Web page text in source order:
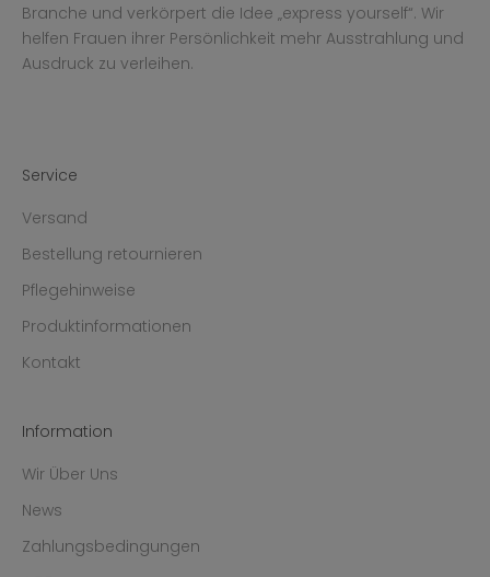
Branche und verkörpert die Idee „express yourself“. Wir
helfen Frauen ihrer Persönlichkeit mehr Ausstrahlung und
Ausdruck zu verleihen.
Service
Versand
Bestellung retournieren
Pflegehinweise
Produktinformationen
Kontakt
Information
Wir Über Uns
News
Zahlungsbedingungen